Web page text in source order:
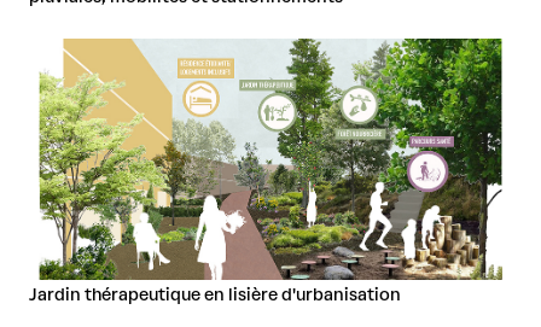
Jardin thérapeutique en lisière d'urbanisation